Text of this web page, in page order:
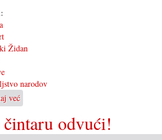
Židan
narodov
već
Prijateljstvo
narodov
odvući!